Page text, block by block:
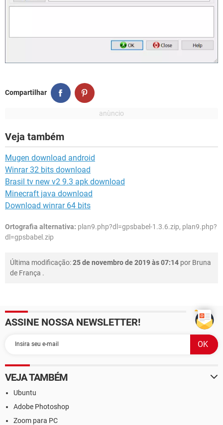
Compartilhar
Veja também
Mugen download android
Winrar 32 bits download
Brasil tv new v2 9.3 apk download
Minecraft java download
Download winrar 64 bits
Ortografia alternativa: plan9.php?dl=gpsbabel-1.3.6.zip, plan9.php?
dl=gpsbabel.zip
Última modificação:25 de novembro de 2019 às 07:14 por Bruna
de França .
ASSINE NOSSA NEWSLETTER!
VEJA TAMBÉM
Ubuntu
Adobe Photoshop
Zoom para PC